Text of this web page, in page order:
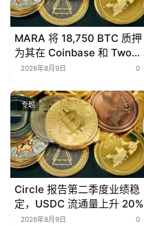
MARA 将 18,750 BTC 质押
为其在 Coinbase 和 Two
Prime 的$600M 笔比特币
2026年8月9日 0
专题
Circle 报告第二季度业绩稳
定，USDC 流通量上升 20%
2026年8月9日 0